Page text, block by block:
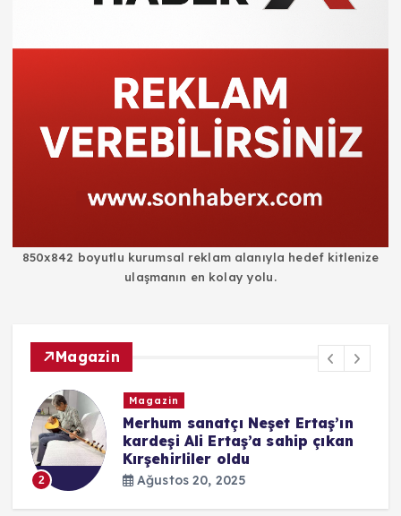
850x842 boyutlu kurumsal reklam alanıyla hedef kitlenize
ulaşmanın en kolay yolu.
Magazin
2
Magazin
Merhum sanatçı Neşet Ertaş’ın
kardeşi Ali Ertaş’a sahip çıkan
Kırşehirliler oldu
Ağustos 20, 2025